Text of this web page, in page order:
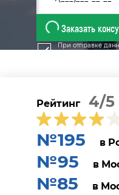
Заказать
При отправке
Рейтинг 4/5
№195 в
№95 в
№85 в